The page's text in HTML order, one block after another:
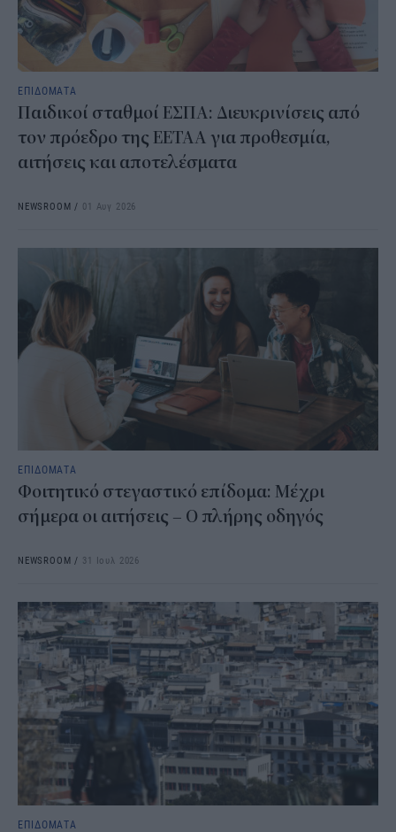
ΕΠΙΔΟΜΑΤΑ
Παιδικοί σταθμοί ΕΣΠΑ: Διευκρινίσεις από
τον πρόεδρο της ΕΕΤΑΑ για προθεσμία,
αιτήσεις και αποτελέσματα
NEWSROOM / 01 Αυγ 2026
ΕΠΙΔΟΜΑΤΑ
Φοιτητικό στεγαστικό επίδομα: Μέχρι
σήμερα οι αιτήσεις – Ο πλήρης οδηγός
NEWSROOM / 31 Ιουλ 2026
ΕΠΙΔΟΜΑΤΑ